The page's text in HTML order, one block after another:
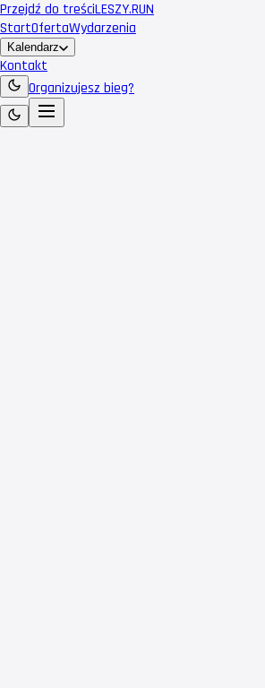
Przejdź do treściLESZY.RUN
StartOfertaWydarzenia
Kalendarz
Kontakt
Organizujesz bieg?